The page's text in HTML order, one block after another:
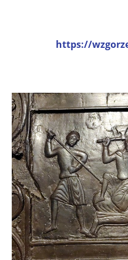
https://